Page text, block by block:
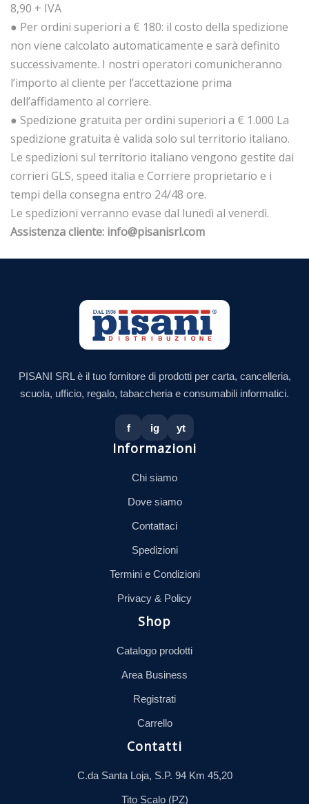
8,90 + IVA
● Per ordini superiori a € 180: il costo della spedizione
non viene calcolato automaticamente e sarà definito
successivamente. I nostri operatori comunicheranno
l’importo al cliente per l’accettazione prima
dell’affidamento al corriere.
● Spedizione gratuita per ordini superiori a € 1.000 La
spedizione gratuita è valida solo sul territorio italiano.
Le spedizioni sul territorio italiano vengono gestite dai
corrieri GLS, speed italia e Corriere proprietario e i
tempi della consegna entro 24/48 ore.
Le spedizioni verranno evase dal lunedì al venerdì.
Assistenza cliente: info@pisanisrl.com
PISANI SRL è il tuo fornitore di prodotti per carta, cancelleria,
scuola, ufficio, regalo, tabaccheria e consumabili informatici.
f ig yt
Informazioni
Chi siamo
Dove siamo
Contattaci
Spedizioni
Termini e Condizioni
Privacy & Policy
Shop
Catalogo prodotti
Area Business
Registrati
Carrello
Contatti
C.da Santa Loja, S.P. 94 Km 45,20
Tito Scalo (PZ)